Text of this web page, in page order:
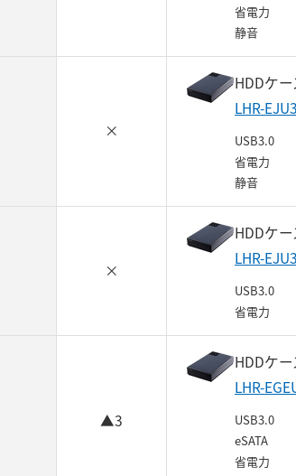
省電力
静音
×
HDDケー
LHR-
USB3.0
省電力
静音
×
HDDケー
LHR-EJU3
USB3.0
省電力
▲3
HDDケー
LHR-
USB3.0
eSATA
省電力